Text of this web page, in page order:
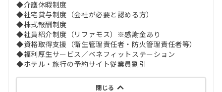
◆介護休暇制度
◆社宅貸与制度（会社が必要と認める方）
◆株式報酬制度
◆社員紹介制度（リファモス）※感謝金あり
◆資格取得支援（衛生管理責任者・防火管理責任者等）
◆福利厚生サービス／ベネフィットステーション
◆ホテル・旅行の予約サイト従業員割引
閉じる